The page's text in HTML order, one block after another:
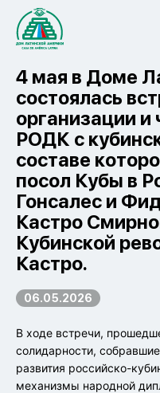
4 мая в Доме
состоялась
организации и
РОДК с
составе
посол Кубы в
Гонсалес и
Кастро
Кубинской
Кастро.
06.05.2026
В ходе встречи,
солидарности,
развития российско-
механизмы народной